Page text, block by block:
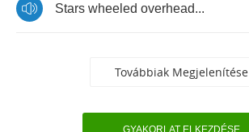
Stars wheeled overhead...
Továbbiak Megjelenítése
GYAKORLAT ELKEZDÉSE